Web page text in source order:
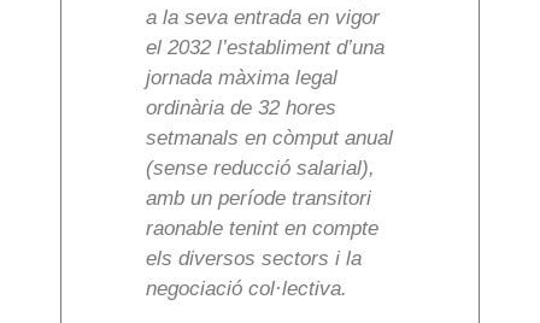
a la seva entrada en vigor
el 2032 l’establiment d’una
jornada màxima legal
ordinària de 32 hores
setmanals en còmput anual
(sense reducció salarial),
amb un període transitori
raonable tenint en compte
els diversos sectors i la
negociació col·lectiva.